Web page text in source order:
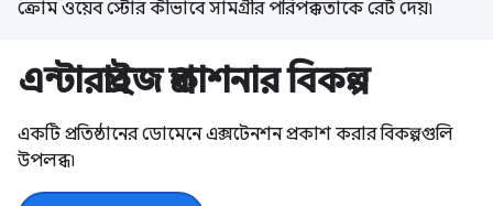
ক্রোম ওয়েব স্টোর কীভাবে সামগ্রীর পরিপক্কতাকে রেট দেয়৷
এন্টারপ্রাইজ প্রকাশনার বিকল্প
একটি প্রতিষ্ঠানের ডোমেনে এক্সটেনশন প্রকাশ করার বিকল্পগুলি
উপলব্ধ৷